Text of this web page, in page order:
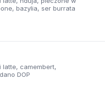
bazylia, ser burrata
latte, camembert,
DOP